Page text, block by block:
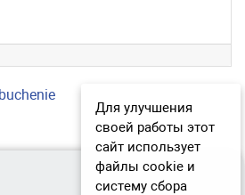
записямДля улучшения
своей работы этот
сайт использует
файлы cookie и
систему сбора